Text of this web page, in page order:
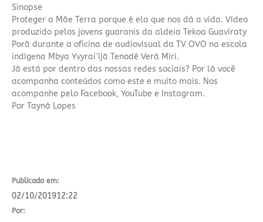
Sinopse
Proteger a Mãe Terra porque é ela que nos dá a vida. Vídeo
produzido pelos jovens guaranis da aldeia Tekoa Guaviraty
Porã durante a oficina de audiovisual da TV OVO na escola
indígena Mbya Yvyrai´ijá Tenodé Verá Miri.
Já está por dentro das nossas redes sociais? Por lá você
acompanha conteúdos como este e muito mais. Nos
acompanhe pelo Facebook, YouTube e Instagram.
Por Tayná Lopes
Publicado em:
02/10/201912:22
Por: